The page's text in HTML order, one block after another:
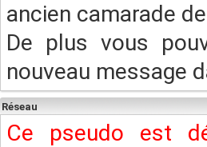
ancien camarade
De plus vous
nouveau message
Réseau
Ce pseudo est